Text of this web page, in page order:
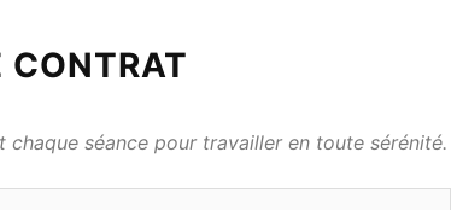
CONTRAT
séance pour travailler en toute sérénité.